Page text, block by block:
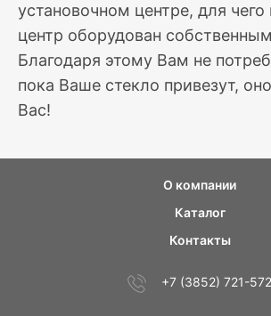
установочном центре, для
центр оборудован
Благодаря этому Вам не
пока Ваше стекло привезут,
Вас!
О компании
Каталог
Контакты
+7 (3852) 721-572